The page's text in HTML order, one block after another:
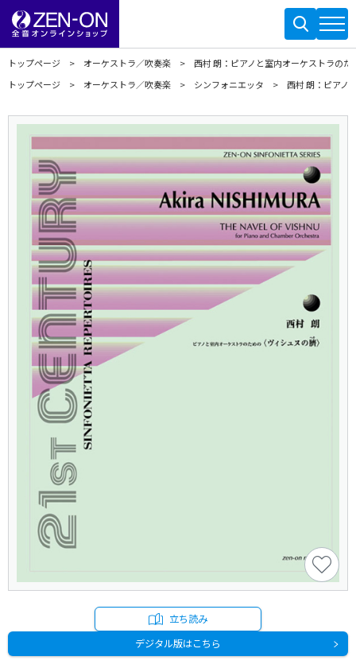
トップページ オーケストラ／吹奏楽
西村 朗：ピアノと室内オーケストラの
トップページ
オーケストラ／吹奏楽 シンフォニエッタ 西村 朗：ピアノ
立ち読み
デジタル版はこちら